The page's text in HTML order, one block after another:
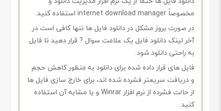
مخصوصاً internet download manager استفاده کنید.
در صورت بروز مشکل در دانلود فایل ها تنها کافی است در
آخر لینک دانلود فایل یک علامت سوال ? قرار دهید تا فایل
به راحتی دانلود شود.
فایل های قرار داده شده برای دانلود به منظور کاهش حجم
و دریافت سریعتر فشرده شده اند، برای خارج سازی فایل ها
از حالت فشرده از نرم افزار Winrar و یا مشابه آن استفاده
کنید.